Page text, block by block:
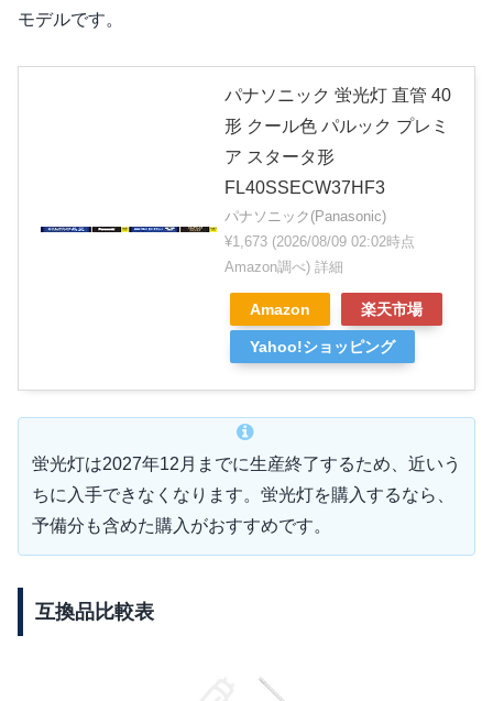
モデルです。
パナソニック 蛍光灯 直管 40
形 クール色 パルック プレミ
ア スタータ形
FL40SSECW37HF3
パナソニック(Panasonic)
¥1,673 (2026/08/09 02:02時点
Amazon調べ) 詳細
Amazon 楽天市場
Yahoo!ショッピング
蛍光灯は2027年12月までに生産終了するため、近いう
ちに入手できなくなります。蛍光灯を購入するなら、
予備分も含めた購入がおすすめです。
互換品比較表